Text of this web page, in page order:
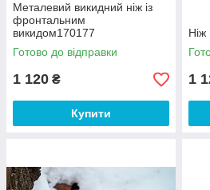
Металевий викидний ніж із
фронтальним
викидом170177
Готово до відправки
1 120 ₴
Купити
Ніж
1